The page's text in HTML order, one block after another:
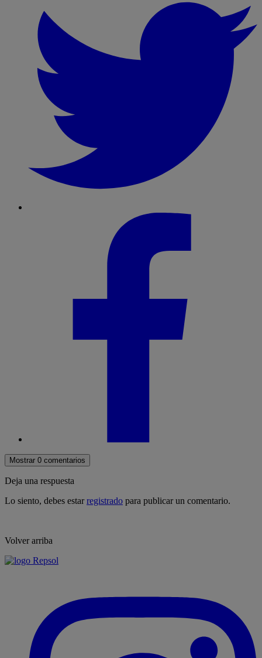
Mostrar 0 comentarios
Deja una respuesta
Lo siento, debes estarregistrado para publicar un comentario.
Volver arriba